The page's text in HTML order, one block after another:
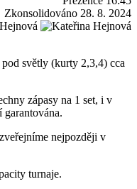
Zkonsolidováno 28. 8. 2024
světly (kurty 2,3,4) cca
zápasy na 1 set, i v
garantována.
nejpozději v
turnaje.